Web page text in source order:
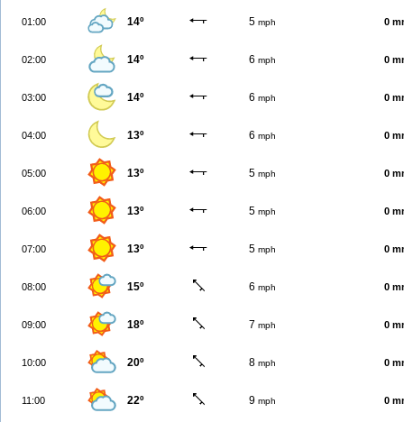
01:00 14º 5 mph 0
02:00 14º 6 mph 0
03:00 14º 6 mph 0
04:00 13º 6 mph 0
05:00 13º 5 mph 0
06:00 13º 5 mph 0
07:00 13º 5 mph 0
08:00 15º 6 mph 0
09:00 18º 7 mph 0
10:00 20º 8 mph 0
11:00 22º 9 mph 0